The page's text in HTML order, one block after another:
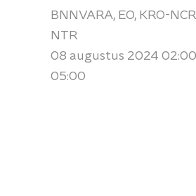
BNNVARA, EO, KRO-
NTR
08 augustus 2024
05:00